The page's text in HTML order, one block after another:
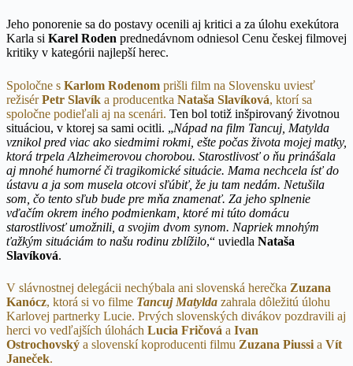
Jeho ponorenie sa do postavy ocenili aj kritici a za úlohu exekútora
Karla si Karel Roden prednedávnom odniesol Cenu českej filmovej
kritiky v kategórii najlepší herec.
Spoločne s Karlom Rodenom prišli film na Slovensku uviesť
režisérPetr Slavík a producentka Nataša Slavíková, ktorí sa
spoločne podieľali aj na scenári. Ten bol totiž inšpirovaný životnou
situáciou, v ktorej sa sami ocitli. „Nápad na film Tancuj, Matylda
vznikol pred viac ako siedmimi rokmi, ešte počas života mojej matky,
ktorá trpela Alzheimerovou chorobou. Starostlivosť o ňu prinášala
aj mnohé humorné či tragikomické situácie. Mama nechcela ísť do
ústavu a ja som musela otcovi sľúbiť, že ju tam nedám. Netušila
som, čo tento sľub bude pre mňa znamenať. Za jeho splnenie
vďačím okrem iného podmienkam, ktoré mi túto domácu
starostlivosť umožnili, a svojim dvom synom. Napriek mnohým
ťažkým situáciám to našu rodinu zblížilo,“ uviedla Nataša
Slavíková.
V slávnostnej delegácii nechýbala ani slovenská herečka Zuzana
Kanócz, ktorá si vo filme Tancuj Matylda zahrala dôležitú úlohu
Karlovej partnerky Lucie. Prvých slovenských divákov pozdravili aj
herci vo vedľajších úlohách Lucia Fričová a Ivan
Ostrochovský a slovenskí koproducenti filmu Zuzana Piussi a Vít
Janeček.